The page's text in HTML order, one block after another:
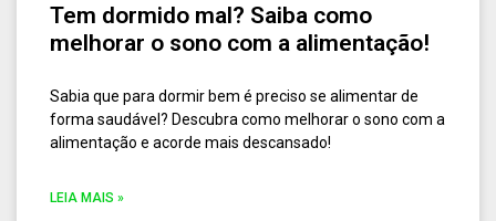
Tem dormido mal? Saiba como
melhorar o sono com a alimentação!
Sabia que para dormir bem é preciso se alimentar de
forma saudável? Descubra como melhorar o sono com a
alimentação e acorde mais descansado!
LEIA MAIS »